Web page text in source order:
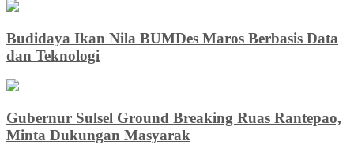
Budidaya Ikan Nila BUMDes Maros Berbasis Data
dan Teknologi
Gubernur Sulsel Ground Breaking Ruas Rantepao,
Minta Dukungan Masyarak